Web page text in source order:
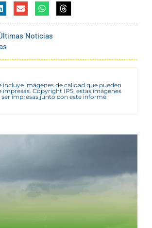
Noticias
incluye imágenes de calidad que pueden
impresas. Copyright IPS, estas imágenes
impresas junto con este informe